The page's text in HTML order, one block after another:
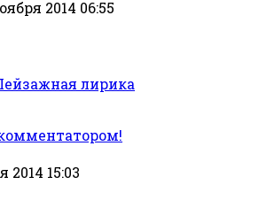
2014 06:55
лирика
2014 15:03